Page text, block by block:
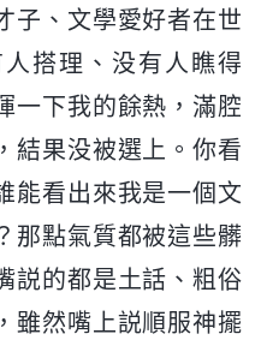
子、文學愛好者在世
搭理、没有人瞧得
一下我的餘熱，滿腔
結果没被選上。你看
能看出來我是一個文
那點氣質都被這些髒
説的都是土話、粗俗
雖然嘴上説順服神擺